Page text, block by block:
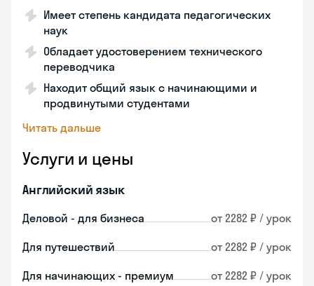
Имеет степень кандидата педагогических
наук
Обладает удостоверением технического
переводчика
Находит общий язык с начинающими и
продвинутыми студентами
Читать дальше
Услуги и цены
Английский язык
Деловой - для бизнеса от 2282 ₽ / урок
Для путешествий от 2282 ₽ / урок
Для начинающих - премиум от 2282 ₽ / урок